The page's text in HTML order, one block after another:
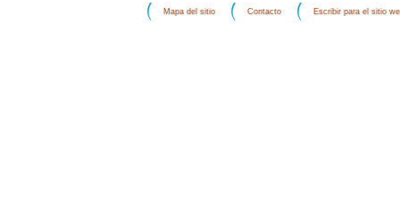
Mapa del sitio Contacto Escribir para el sitio